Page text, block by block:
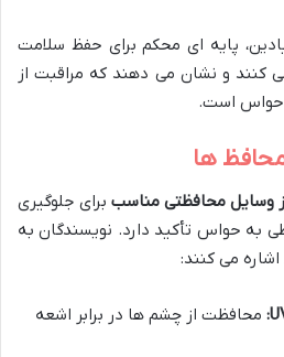
پایه ای محکم برای حفظ سلامت
کنند و نشان می دهند که مراقبت از
حواس است.
ها
وسایل محافظتی مناسب برای جلوگیری
به حواس تأکید دارد. نویسندگان به
می کنند:
محافظت از چشم ها در برابر اشعه